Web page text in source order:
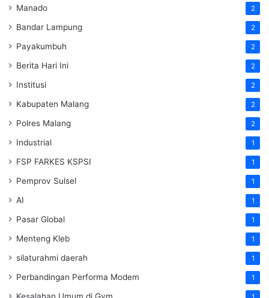
Manado 2
Bandar Lampung 2
Payakumbuh 2
Berita Hari Ini 2
Institusi 2
Kabupaten Malang 2
Polres Malang 2
Industrial 1
FSP FARKES KSPSI 1
Pemprov Sulsel 1
AI 1
Pasar Global 1
Menteng Kleb 1
silaturahmi daerah 1
Perbandingan Performa Modem 1